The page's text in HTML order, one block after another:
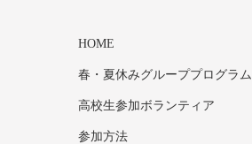
HOME
春・夏休みグループプログラム
高校生参加ボランティア
参加方法